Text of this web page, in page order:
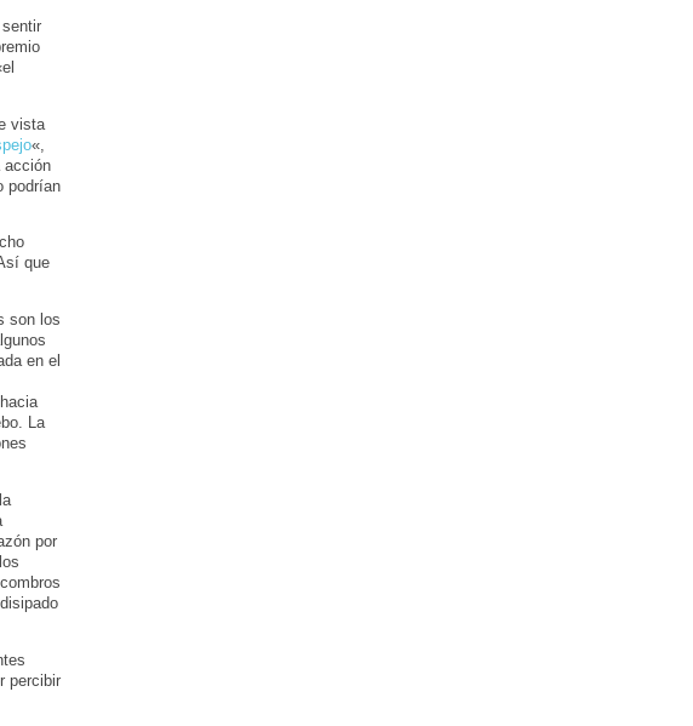
vista
«,
acción
podrían
que
son los
en el
La
por
percibir